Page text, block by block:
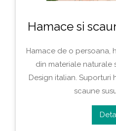
Hamace si
Hamace de o persoana,
din materiale naturale
Design italian. Suporturi
scaune